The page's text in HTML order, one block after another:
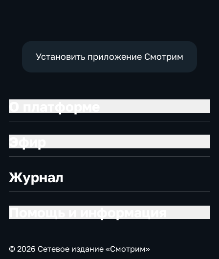
Установить приложение Смотрим
Журнал
© 2026 Сетевое издание «Смотрим»